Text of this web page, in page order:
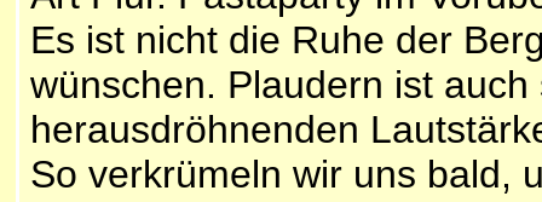
Es ist nicht die Ruhe der
wünschen. Plaudern ist
herausdröhnenden
So verkrümeln wir uns bald,